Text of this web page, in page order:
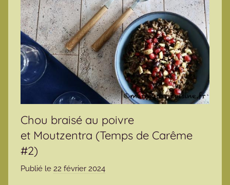
Chou braisé au poivre
et Moutzentra (Temps de Carême
#2)
Publié le 22 février 2024